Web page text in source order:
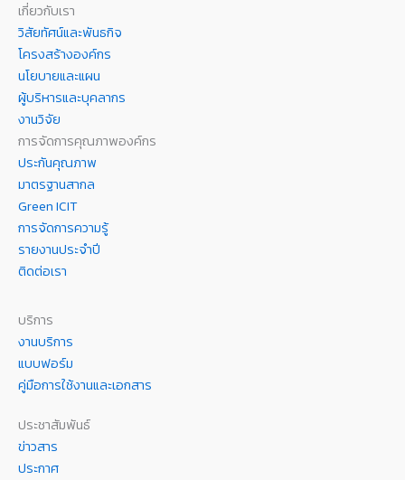
เกี่ยวกับเรา
วิสัยทัศน์และพันธกิจ
โครงสร้างองค์กร
นโยบายและแผน
ผู้บริหารและบุคลากร
งานวิจัย
การจัดการคุณภาพองค์กร
ประกันคุณภาพ
มาตรฐานสากล
Green ICIT
การจัดการความรู้
รายงานประจำปี
ติดต่อเรา
บริการ
งานบริการ
แบบฟอร์ม
คู่มือการใช้งานและเอกสาร
ประชาสัมพันธ์
ข่าวสาร
ประกาศ